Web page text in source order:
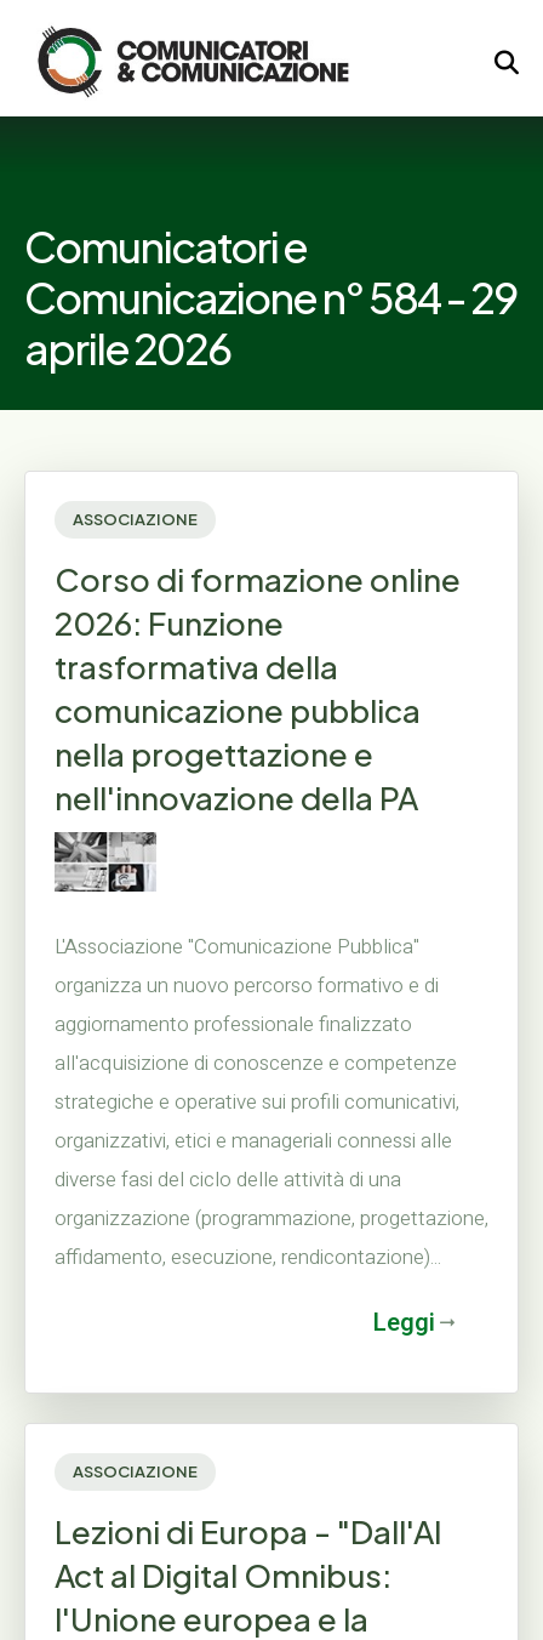
Logo
Comunicatori e
Comunicazione n° 584 - 29
aprile 2026
ASSOCIAZIONE
Corso di formazione online
2026: Funzione
trasformativa della
comunicazione pubblica
nella progettazione e
nell'innovazione della PA
L'Associazione "Comunicazione Pubblica"
organizza un nuovo percorso formativo e di
aggiornamento professionale finalizzato
all'acquisizione di conoscenze e competenze
strategiche e operative sui profili comunicativi,
organizzativi, etici e manageriali connessi alle
diverse fasi del ciclo delle attività di una
organizzazione (programmazione, progettazione,
affidamento, esecuzione, rendicontazione)...
Leggi
ASSOCIAZIONE
Lezioni di Europa - "Dall'AI
Act al Digital Omnibus:
l'Unione europea e la